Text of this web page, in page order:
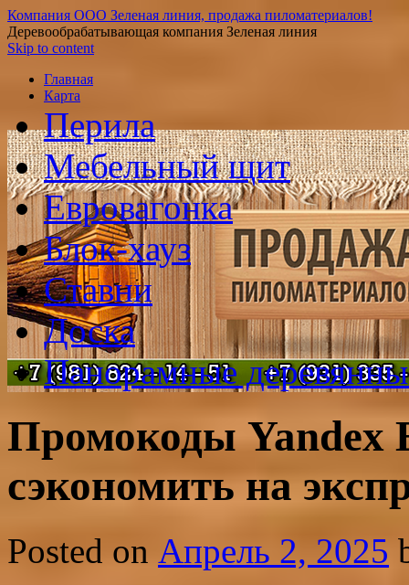
Компания ООО Зеленая линия, продажа пиломатериалов!
Деревообрабатывающая компания Зеленая линия
Skip to content
Главная
Карта
Перила
Мебельный щит
Евровагонка
Блок-хауз
Ставни
Доска
Панорамные
Промокоды Yandex
сэкономить на
Posted on Апрель 2, 2025